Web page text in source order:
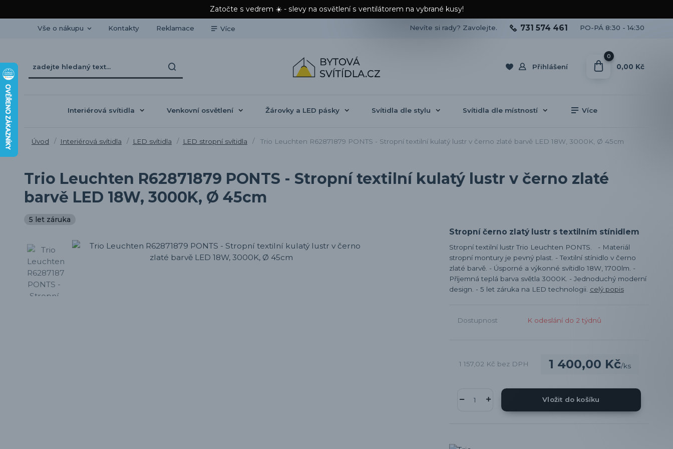
Zatočte s vedrem ☀️ - slevy na osvětlení s ventilátorem na vybrané kusy!
Vše o nákupu Kontakty Reklamace Více
Přihlášení
Nevíte si rady? Zavolejte. 731 574 461 PO-PÁ 8:30 - 14:30
0
0,00 Kč
Interiérová svítidla Venkovní osvětlení Žárovky a LED pásky Svítidla dle stylu Svítidla dle místností Více
Úvod Interiérová svítidla LED svítidla LED stropní svítidla Trio Leuchten R62871879 PONTS - Stropní textilní kulatý lustr v černo zlaté barvě LED 18W, 3000K, Ø 45cm
Trio Leuchten R62871879 PONTS - Stropní textilní kulatý lustr v černo zlaté
barvě LED 18W, 3000K, Ø 45cm
5 let záruka
Stropní černo zlatý lustr s textilním stínidlem
Stropní textilní lustr Trio Leuchten PONTS. - Materiál
stropní montury je pevný plast. - Textilní stínidlo v černo
zlaté barvě. - Úsporné a výkonné svítidlo 18W, 1700lm. -
Příjemná teplá barva světla 3000K. - Jednoduchý moderní
design. - 5 let záruka na LED technologii. celý popis
Dostupnost K odeslání do 2 týdnů
1 400,00 Kč/ks
1 157,02 Kč bez DPH
Vložit do košíku